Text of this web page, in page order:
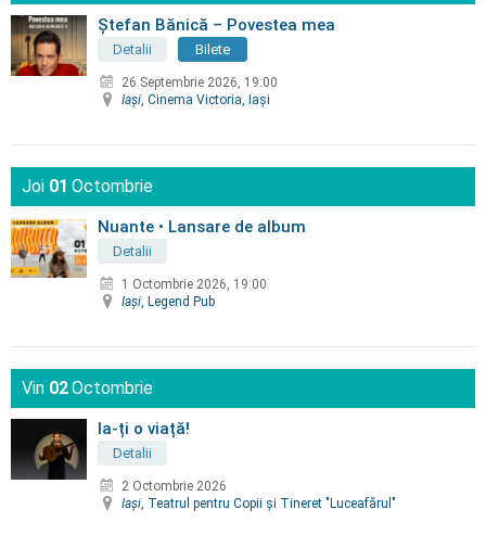
Ștefan Bănică – Povestea mea
Detalii Bilete
26 Septembrie 2026, 19:00
Iaşi , Cinema Victoria, Iaşi
Joi 01 Octombrie
Nuante • Lansare de album
Detalii
1 Octombrie 2026, 19:00
Iaşi , Legend Pub
Vin 02Octombrie
Ia-ți o viață!
Detalii
2 Octombrie 2026
Iaşi , Teatrul pentru Copii şi Tineret "Luceafărul"